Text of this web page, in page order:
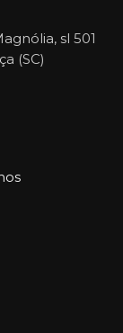
sl 501
(SC)